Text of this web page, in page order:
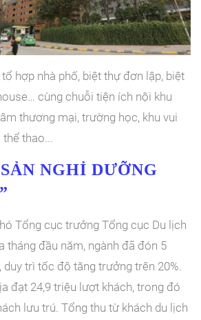
hợp nhà phố, biệt thự đơn lập, biệt
cùng chuỗi tiện ích nội khu
thương mại, trường học, khu vui
thao...
NGHỈ DƯỠNG
Tổng cục trưởng Tổng cục Du lịch
tháng đầu năm, ngành đã đón 5
trì tốc độ tăng trưởng trên 20%.
đạt 24,9 triệu lượt khách, trong đó
lưu trú. Tổng thu từ khách du lịch